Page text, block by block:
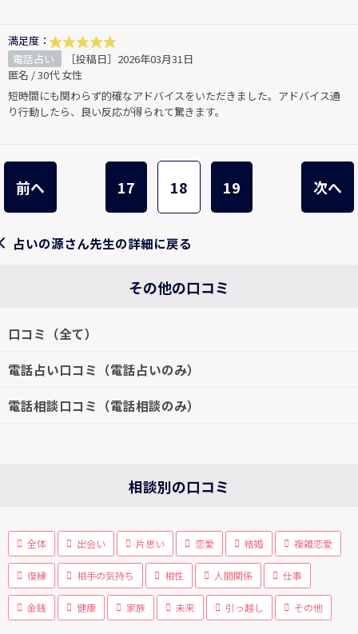
満足度：
電話占い
［投稿日］2026年03月31日
匿名 / 30代 女性
短時間にも関わらず的確なアドバイスをいただきました。アドバイス通
り行動したら、良い反応が得られて驚きます。
前へ 17 18 19 次へ
占いの源さん先生の詳細に戻る
その他の口コミ
口コミ（全て）
電話占い口コミ（電話占いのみ）
電話相談口コミ（電話相談のみ）
相談別の口コミ
全体 出会い 片思い 恋愛 結婚 複雑恋愛
復縁 相手の気持ち 相性 人間関係 仕事
金銭 健康 家族 未来 引っ越し その他